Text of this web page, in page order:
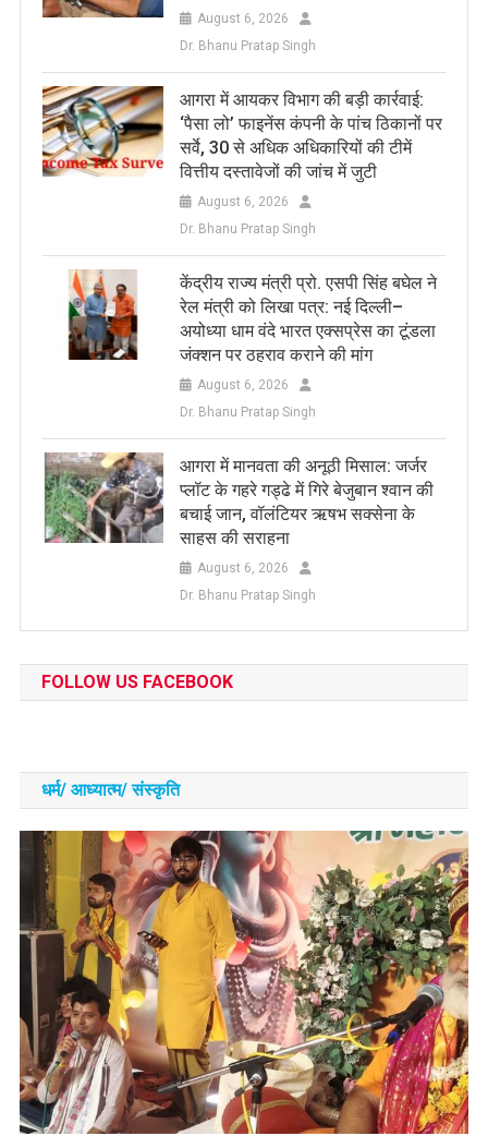
August 6, 2026
Dr. Bhanu Pratap Singh
आगरा में आयकर विभाग की बड़ी कार्रवाई:
‘पैसा लो’ फाइनेंस कंपनी के पांच ठिकानों पर
सर्वे, 30 से अधिक अधिकारियों की टीमें
वित्तीय दस्तावेजों की जांच में जुटी
August 6, 2026
Dr. Bhanu Pratap Singh
केंद्रीय राज्य मंत्री प्रो. एसपी सिंह बघेल ने
रेल मंत्री को लिखा पत्र: नई दिल्ली–
अयोध्या धाम वंदे भारत एक्सप्रेस का टूंडला
जंक्शन पर ठहराव कराने की मांग
August 6, 2026
Dr. Bhanu Pratap Singh
आगरा में मानवता की अनूठी मिसाल: जर्जर
प्लॉट के गहरे गड्ढे में गिरे बेजुबान श्वान की
बचाई जान, वॉलंटियर ऋषभ सक्सेना के
साहस की सराहना
August 6, 2026
Dr. Bhanu Pratap Singh
FOLLOW US FACEBOOK
धर्म/ आध्‍यात्‍म/ संस्‍कृति